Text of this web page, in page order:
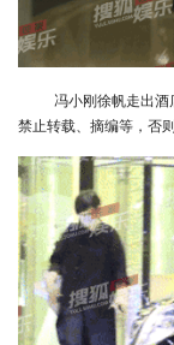
冯小刚徐帆走出
禁止转载、摘编等，否